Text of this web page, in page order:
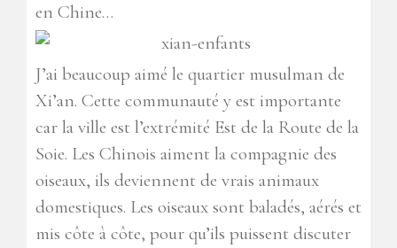
en Chine…
J’ai beaucoup aimé le quartier musulman de
Xi’an. Cette communauté y est importante
car la ville est l’extrémité Est de la Route de la
Soie. Les Chinois aiment la compagnie des
oiseaux, ils deviennent de vrais animaux
domestiques. Les oiseaux sont baladés, aérés et
mis côte à côte, pour qu’ils puissent discuter